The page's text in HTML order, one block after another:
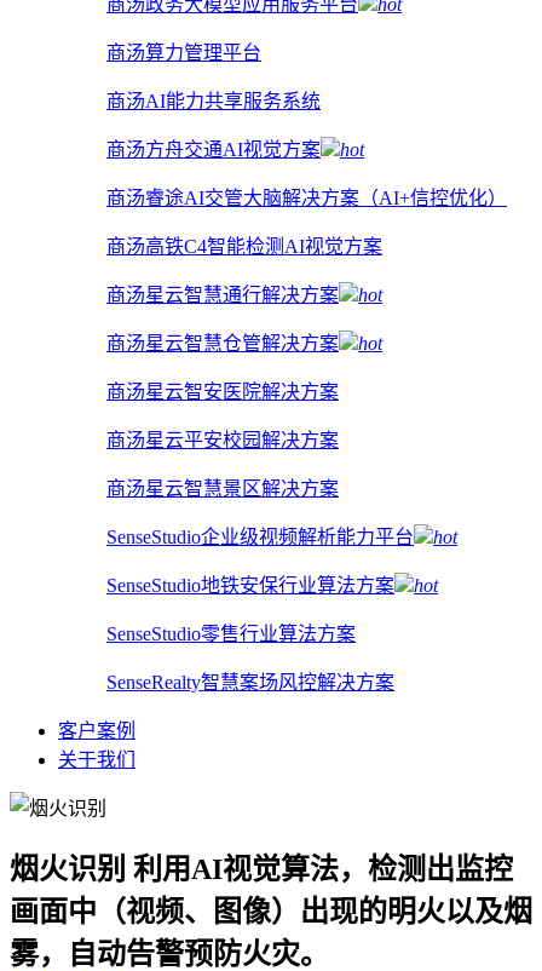
商汤政务大模型应用服务平台 hot
商汤算力管理平台
商汤AI能力共享服务系统
商汤方舟交通AI视觉方案 hot
商汤睿途AI交管大脑解决方案（AI+信控优化）
商汤高铁C4智能检测AI视觉方案
商汤星云智慧通行解决方案 hot
商汤星云智慧仓管解决方案 hot
商汤星云智安医院解决方案
商汤星云平安校园解决方案
商汤星云智慧景区解决方案
SenseStudio企业级视频解析能力平台 hot
SenseStudio地铁安保行业算法方案 hot
SenseStudio零售行业算法方案
SenseRealty智慧案场风控解决方案
客户案例
关于我们
烟火识别 利用AI视觉算法，检测出监控
画面中（视频、图像）出现的明火以及烟
雾，自动告警预防火灾。